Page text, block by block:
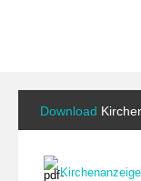
Download